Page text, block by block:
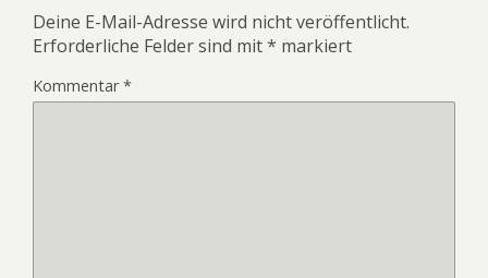
Deine E-Mail-Adresse wird nicht veröffentlicht.
Erforderliche Felder sind mit* markiert
Kommentar*